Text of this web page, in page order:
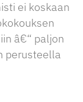
ei koskaan
â€“ paljon
perusteella